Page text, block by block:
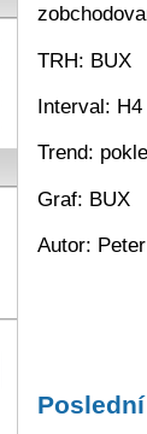
TRH: BUX
Interval: H4
Trend:
Graf: BUX
Autor: